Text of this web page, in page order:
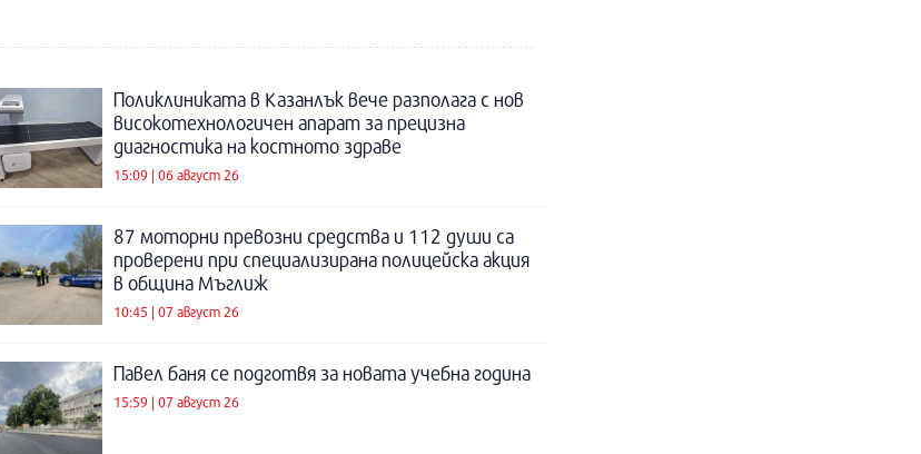
Поликлиниката в Казанлък вече разполага с нов
високотехнологичен апарат за прецизна
диагностика на костното здраве
15:09 | 06 август 26
87 моторни превозни средства и 112 души са
проверени при специализирана полицейска акция
в община Мъглиж
10:45 | 07 август 26
Павел баня се подготвя за новата учебна година
15:59 | 07 август 26